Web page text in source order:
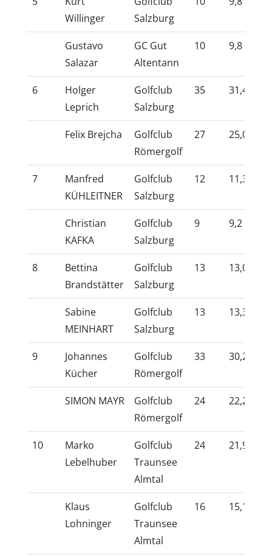
Willinger
Salzburg
Gustavo
Salazar
GC Gut
Altentann
10 9,8
6
Holger
Leprich
Golfclub
Salzburg
35 31,4
Felix Brejcha
Golfclub
Römergolf
27 25,0
7
Manfred
KÜHLEITNER
Golfclub
Salzburg
12 11,3
Christian
KAFKA
Golfclub
Salzburg
9 9,2
8
Bettina
Brandstätter
Golfclub
Salzburg
13 13,0
Sabine
MEINHART
Golfclub
Salzburg
13 13,3
9
Johannes
Kücher
Golfclub
Römergolf
33 30,2
SIMON MAYR
Golfclub
Römergolf
24 22,2
10
Marko
Lebelhuber
Golfclub
Traunsee
Almtal
24 21,9
Klaus
Lohninger
Golfclub
Traunsee
Almtal
16 15,1